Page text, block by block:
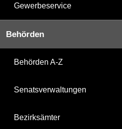
Gewerbeservice
Behörden
Behörden A-Z
Senatsverwaltungen
Bezirksämter